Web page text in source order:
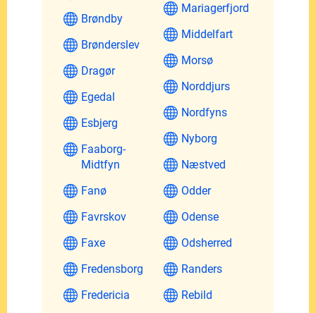
Brøndby
Brønderslev
Dragør
Egedal
Esbjerg
Faaborg-
Midtfyn
Fanø
Favrskov
Faxe
Fredensborg
Fredericia
Mariagerfjord
Middelfart
Morsø
Norddjurs
Nordfyns
Nyborg
Næstved
Odder
Odense
Odsherred
Randers
Rebild